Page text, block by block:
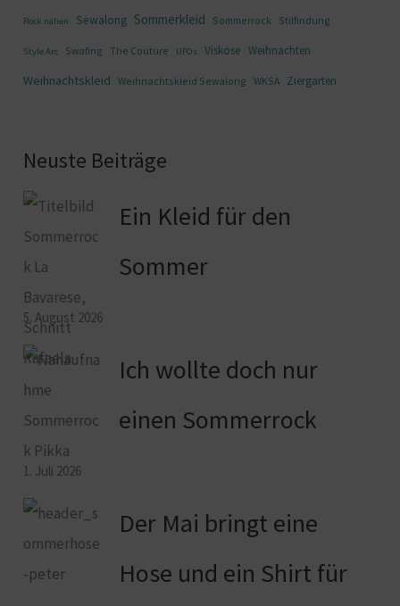
Rock nähen Sewalong Sommerkleid Sommerrock Stilfindung
Style Arc Swafing The Couture UFOs Viskose Weihnachten
Weihnachtskleid Weihnachtskleid Sewalong WKSA Ziergarten
Neuste Beiträge
Ein Kleid für den
Sommer
5. August 2026
Ich wollte doch nur
einen Sommerrock
1. Juli 2026
Der Mai bringt eine
Hose und ein Shirt für